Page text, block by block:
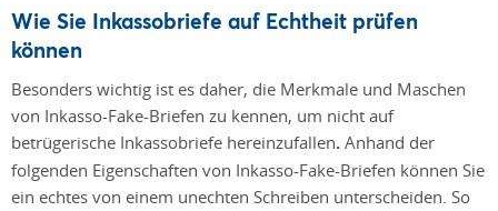
Wie Sie Inkassobriefe auf Echtheit prüfen
können
Besonders wichtig ist es daher, die Merkmale und Maschen
von Inkasso-Fake-Briefen zu kennen, um nicht auf
betrügerische Inkassobriefe hereinzufallen. Anhand der
folgenden Eigenschaften von Inkasso-Fake-Briefen können Sie
ein echtes von einem unechten Schreiben unterscheiden. So